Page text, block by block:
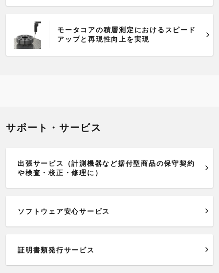
モータコアの積層測定におけるスピード
アップと再現性向上を実現
サポート・サービス
出張サービス（計測機器など据付型商品の保守契約
や検査・校正・修理に）
ソフトウェア安心サービス
証明書類発行サービス